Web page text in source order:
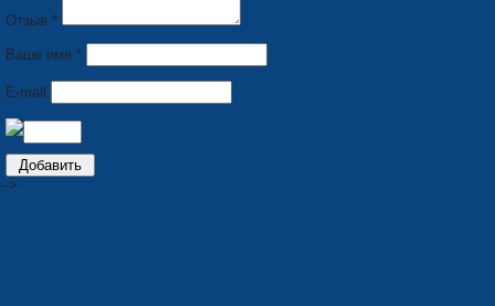
Отзыв *
Ваше имя *
E-mail
-->